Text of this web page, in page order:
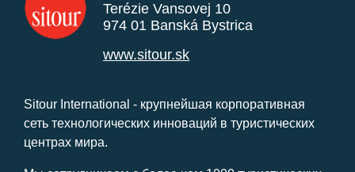
Terézie Vansovej 10
974 01 Banská Bystrica
www.sitour.sk
Sitour International - крупнейшая корпоративная
сеть технологических инноваций в туристических
центрах мира.